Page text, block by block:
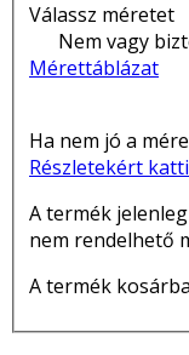
Válassz méretet
Nem vagy
Mérettáblázat
Ha nem jó a
Részletekért
A termék
nem rendelhető
A termék